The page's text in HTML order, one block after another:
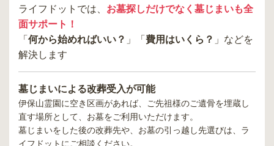
ライフドットでは、 お墓探しだけでなく墓じまいも全
面サポート！
「 何から始めればいい？ 」「 費用はいくら？ 」などを
解決します
墓じまいによる改葬受入が可能
伊保山霊園に空き区画があれば、ご先祖様のご遺骨を埋蔵し
直す場所として、お墓をご利用いただけます。
墓じまいをした後の改葬先や、お墓の引っ越し先選びは、ラ
イフドットにご相談ください。